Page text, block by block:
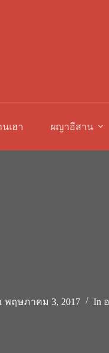
เฮา ผญาอีสาน
พฤษภาคม 3, 2017 In